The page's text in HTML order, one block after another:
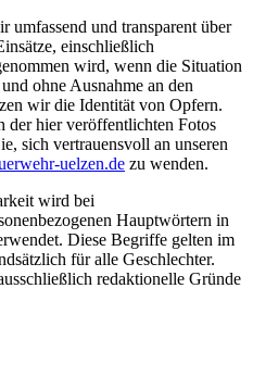
umfassend und transparent über
einschließlich
wird, wenn die Situation
ohne Ausnahme an den
wir die Identität von Opfern.
der hier veröffentlichten Fotos
sich vertrauensvoll an unseren
uelzen.de zu wenden.
wird bei
Hauptwörtern in
Diese Begriffe gelten im
für alle Geschlechter.
redaktionelle Gründe